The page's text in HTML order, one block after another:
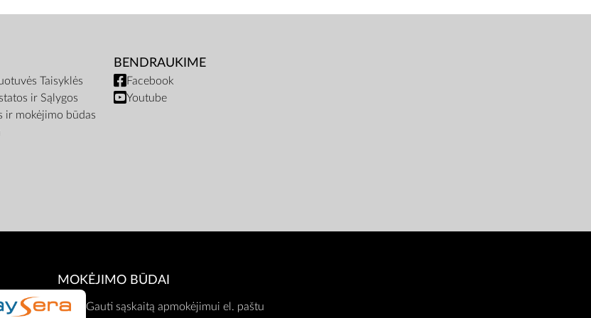
Taisyklės
ir Sąlygos
ir mokėjimo būdas
BENDRAUKIME
Facebook
Youtube
MOKĖJIMO BŪDAI
Gauti sąskaitą apmokėjimui el. paštu